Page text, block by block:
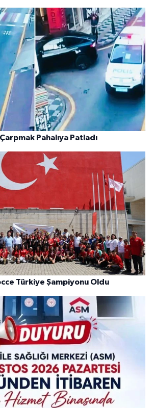
Çarpmak Pahalıya Patladı
Türkiye Şampiyonu Oldu